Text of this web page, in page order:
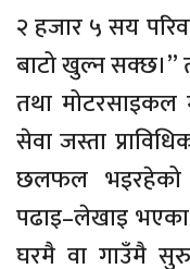
२ हजार ५ सय
बाटो खुल्न सक्छ।”
तथा मोटरसाइकल
सेवा जस्ता
छलफल भइरहेको
पढाइ–लेखाइ
घरमै वा गाउँमै सुरु